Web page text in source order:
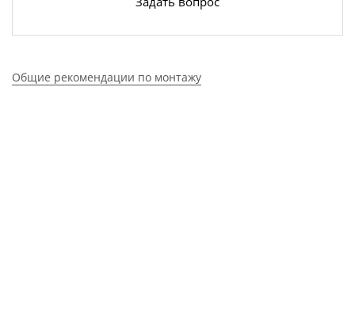
Общие рекомендации по монтажу